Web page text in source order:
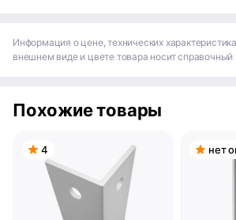
Информация о цене, технических
внешнем виде и цвете товара носит справочный
Похожие товары
4 нет